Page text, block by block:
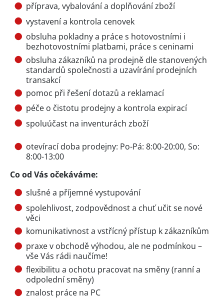
příprava, vybalování a doplňování zboží
vystavení a kontrola cenovek
obsluha pokladny a práce s hotovostními i
bezhotovostními platbami, práce s ceninami
obsluha zákazníků na prodejně dle stanovených
standardů společnosti a uzavírání prodejních
transakcí
pomoc při řešení dotazů a reklamací
péče o čistotu prodejny a kontrola expirací
spoluúčast na inventurách zboží
otevírací doba prodejny: Po-Pá: 8:00-20:00, So:
8:00-13:00
Co od Vás očekáváme:
slušné a příjemné vystupování
spolehlivost, zodpovědnost a chuť učit se nové
věci
komunikativnost a vstřícný přístup k zákazníkům
praxe v obchodě výhodou, ale ne podmínkou –
vše Vás rádi naučíme!
flexibilitu a ochotu pracovat na směny (ranní a
odpolední směny)
znalost práce na PC